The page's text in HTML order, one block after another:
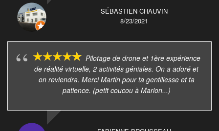
SÉBASTIEN CHAUVIN
8/23/2021
Pilotage de drone et 1ère expérience
de réalité virtuelle, 2 activités géniales. On a adoré et
on reviendra. Merci Martin pour ta gentillesse et ta
patience. (petit coucou à Marion...)